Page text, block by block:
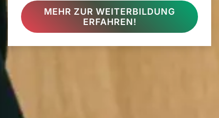
MEHR ZUR WEITERBILDUNG
ERFAHREN!
Das Seminar auf
einen Blick